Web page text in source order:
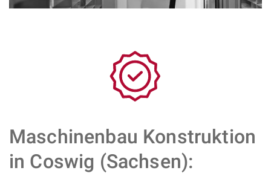
Maschinenbau Konstruktion
in Coswig (Sachsen):